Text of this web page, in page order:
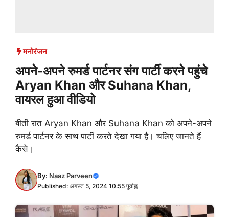
मनोरंजन
अपने-अपने रुमर्ड पार्टनर संग पार्टी करने पहुंचे
Aryan Khan और Suhana Khan,
वायरल हुआ वीडियो
बीती रात Aryan Khan और Suhana Khan को अपने-अपने
रुमर्ड पार्टनर के साथ पार्टी करते देखा गया है। चलिए जानते हैं
कैसे।
By: Naaz Parveen
Published: अगस्त 5, 2024 10:55 पूर्वाह्न